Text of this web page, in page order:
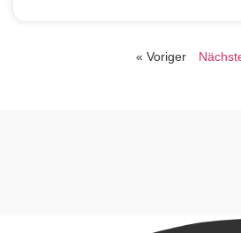
« Voriger